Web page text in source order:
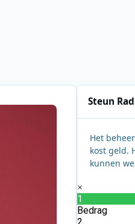
Steun
Het
kost geld.
kunnen